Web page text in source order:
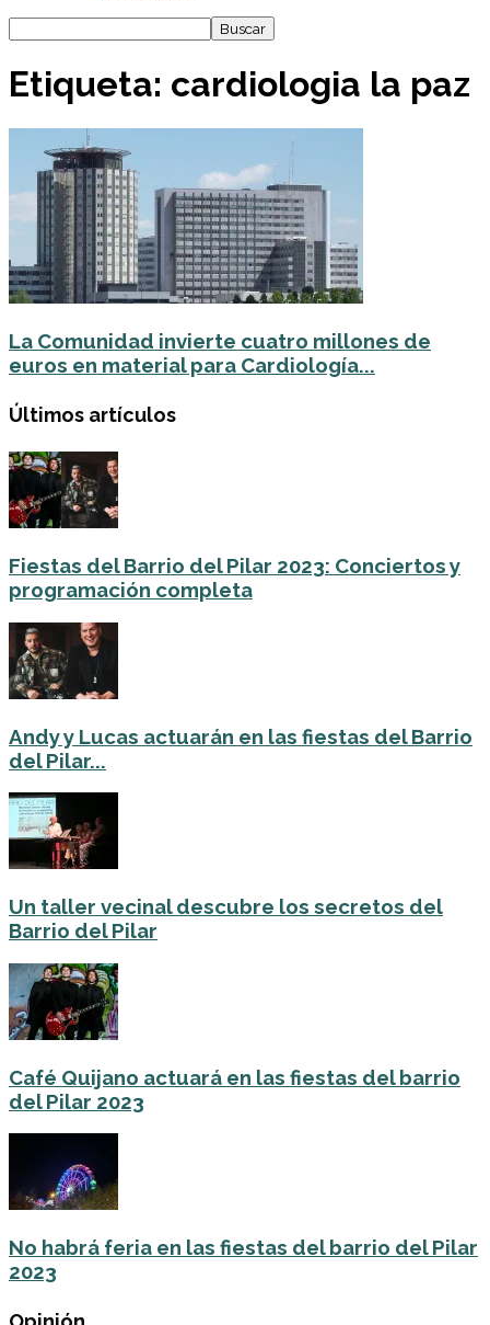
Etiqueta: cardiologia la paz
La Comunidad invierte cuatro millones de
euros en material para Cardiología...
Últimos artículos
Fiestas del Barrio del Pilar 2023: Conciertos y
programación completa
Andy y Lucas actuarán en las fiestas del Barrio
del Pilar...
Un taller vecinal descubre los secretos del
Barrio del Pilar
Café Quijano actuará en las fiestas del barrio
del Pilar 2023
No habrá feria en las fiestas del barrio del Pilar
2023